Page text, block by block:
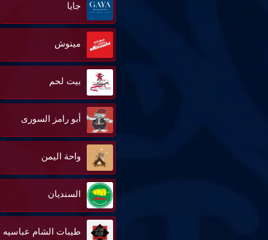
جايا
مينوش
بيت لحم
أبو رامز السورى
واحة اليمن
السنديان
طيبات الشام عباسيه